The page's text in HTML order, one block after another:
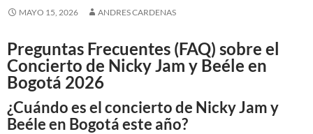
MAYO 15, 2026 ANDRES CARDENAS
Preguntas Frecuentes (FAQ) sobre el
Concierto de Nicky Jam y Beéle en
Bogotá 2026
¿Cuándo es el concierto de Nicky Jam y
Beéle en Bogotá este año?